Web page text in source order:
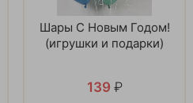
Шары С Новым Годом!
(игрушки и подарки)
139 ₽